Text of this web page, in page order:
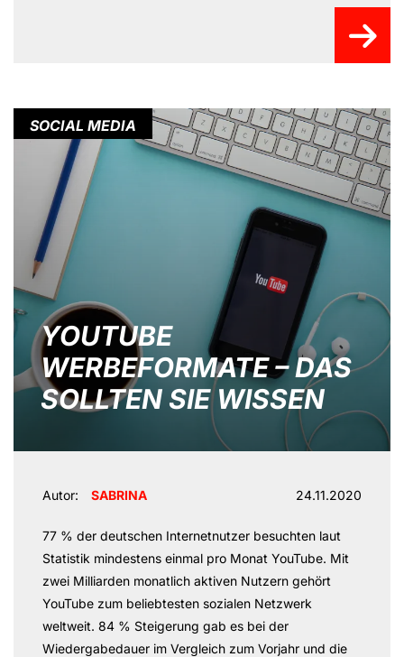
YOUTUBE
WERBEFORMATE – DAS
SOLLTEN SIE WISSEN
SOCIAL MEDIA
Autor: SABRINA 24.11.2020
77 % der deutschen Internetnutzer besuchten laut
Statistik mindestens einmal pro Monat YouTube. Mit
zwei Milliarden monatlich aktiven Nutzern gehört
YouTube zum beliebtesten sozialen Netzwerk
weltweit. 84 % Steigerung gab es bei der
Wiedergabedauer im Vergleich zum Vorjahr und die